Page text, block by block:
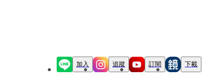
加入 追蹤 訂閱 下載